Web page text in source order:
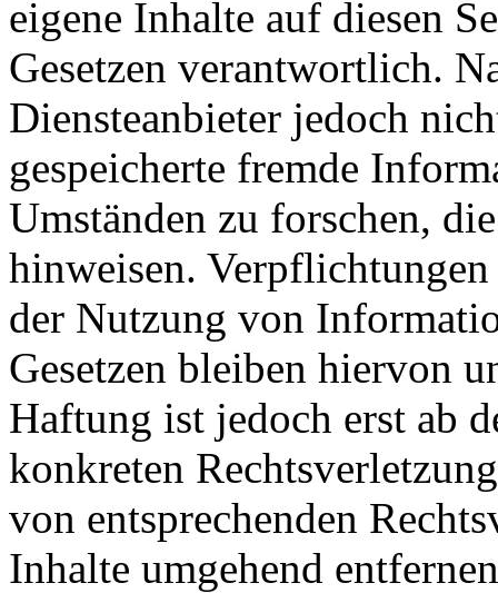
eigene Inhalte auf diesen
Gesetzen verantwortlich.
Diensteanbieter jedoch
gespeicherte fremde
Umständen zu forschen,
hinweisen.
der Nutzung von
Gesetzen bleiben hiervon
Haftung ist jedoch erst ab
konkreten
von entsprechenden
Inhalte umgehend